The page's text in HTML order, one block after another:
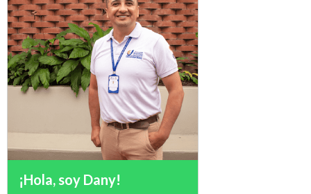
¡Hola, soy Dany!